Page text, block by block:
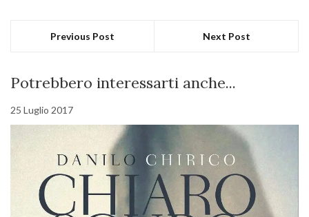
Previous Post Next Post
Potrebbero interessarti anche...
25 Luglio 2017